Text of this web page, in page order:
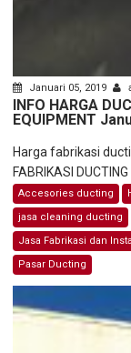
Januari 05, 2019
INFO HARGA
EQUIPMENT
Harga fabrikasi
FABRIKASI DUCTING
Accesories ducting
jasa cleaning ducting
Jasa Fabrikasi dan
Pasar Ducting